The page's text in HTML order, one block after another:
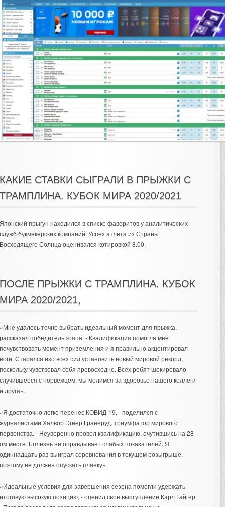
СТАВКИ СЫГРАЛИ В ПРЫЖКИ С
КУБОК МИРА 2020/2021
прыгун находился в списке фаворитов у аналитических
букмекерских компаний. Успех атлета из Страны
Солнца оценивался котировкой 8.00.
ПРЫЖКИ С ТРАМПЛИНА. КУБОК
2020/2021,
удалось точно выбрать идеальный момент для прыжка, -
победитель этапа. - Квалификация помогла мне
момент приземления и я правильно акцентировал
Старался изо всех сил установить новый мировой рекорд,
чувствовал себя превосходно. Всех ребят шокировало
с норвежцем, мы молимся за здоровье нашего коллеги
друга».
достаточно легко перенес КОВИД-19, - поделился с
Халвор Эгнер Гранеруд, триумфатор мирового
- Неуверенно провел квалификацию, очутившись на 28-
месте. Болезнь не оправдывает слабых показателей. Я
раз выиграл соревнования в текущем розыгрыше,
не должен опускать планку».
условия для завершения сезона помогли удержать
высокую позицию, - оценил своё выступление Карл Гайгер.